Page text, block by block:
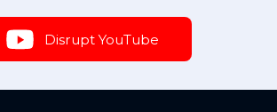
Disrupt YouTube